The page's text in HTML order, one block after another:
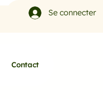
Se connecter
Contact